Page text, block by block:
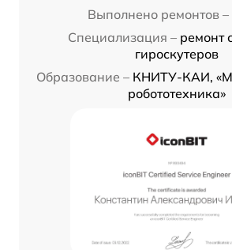
Выполнено ремонтов –
Специализация – ремонт
гироскутеров
Образование – КНИТУ-КАИ,
робототехника»